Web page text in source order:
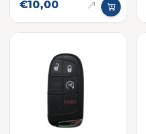
€10,00